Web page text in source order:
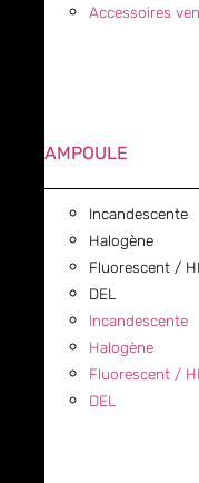
Accessoires
AMPOULE
Incandescente
Halogène
Fluorescent /
DEL
Incandescente
Halogène
Fluorescent /
DEL